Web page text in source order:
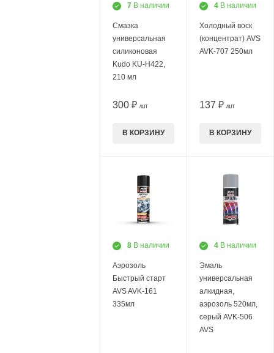
7 В наличии
Смазка
универсальная
силиконовая
Kudo KU-H422,
210 мл
300 ₽ /ШТ
В КОРЗИНУ
4 В наличии
Холодный воск
(концентрат) AVS
AVK-707 250мл
137 ₽ /ШТ
В КОРЗИНУ
8 В наличии
Аэрозоль
Быстрый старт
AVS AVK-161
335мл
4 В наличии
Эмаль
универсальная
алкидная,
аэрозоль 520мл,
серый AVK-506
AVS